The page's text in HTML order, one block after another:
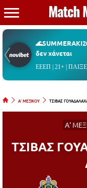
δεν χάνεται
ΕΕΕΠ | 21+ |
Α' ΜΕΞΙΚΟΥ ΤΣΙΒΑΣ
Α'
ΤΣΙΒΑΣ